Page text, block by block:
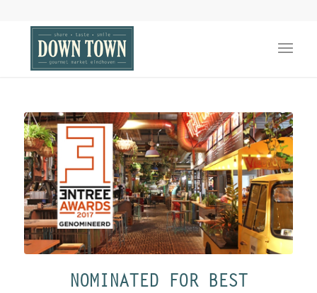
NOMINATED FOR BEST